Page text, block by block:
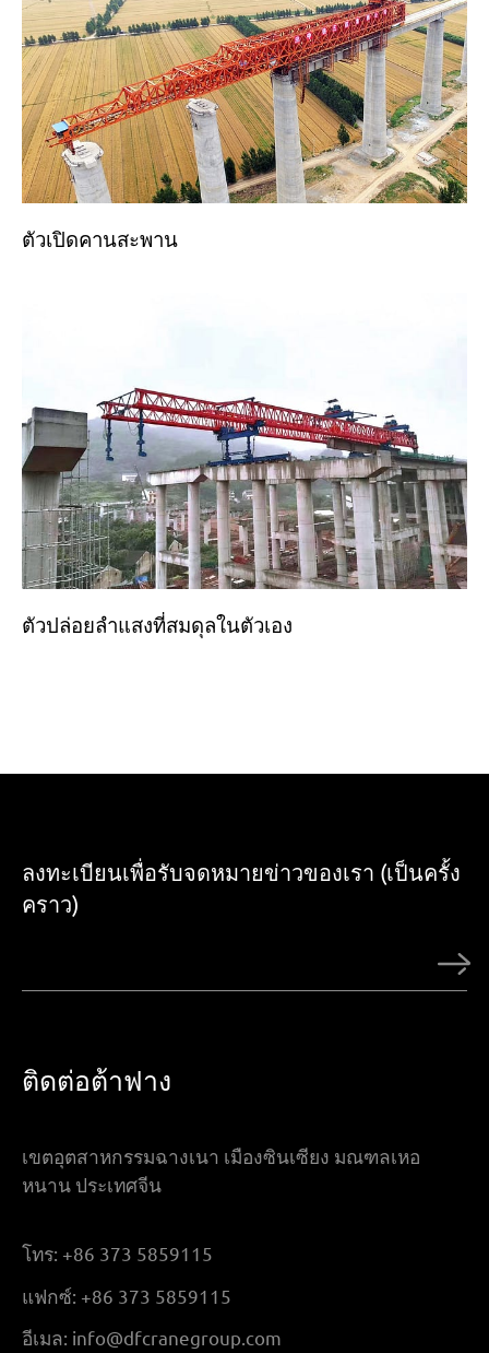
ตัวเปิดคานสะพาน
ตัวปล่อยลำแสงที่สมดุลในตัวเอง
ลงทะเบียนเพื่อรับจดหมายข่าวของเรา (เป็นครั้ง
คราว)
ติดต่อต้าฟาง
เขตอุตสาหกรรมฉางเนา เมืองซินเซียง มณฑลเหอ
หนาน ประเทศจีน
โทร: +86 373 5859115
แฟกซ์: +86 373 5859115
อีเมล: info@dfcranegroup.com